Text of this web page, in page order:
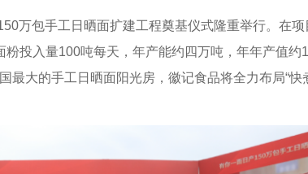
万包手工日晒面扩建工程奠基仪式隆重举行。在项
投入量100吨每天，年产能约四万吨，年年产值约
最大的手工日晒面阳光房，徽记食品将全力布局“快